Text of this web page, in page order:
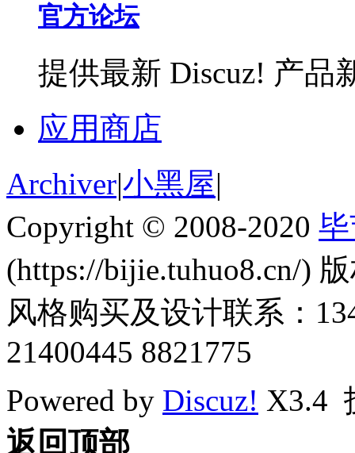
官方论坛
提供最新 Discuz! 产品
应用商店
Archiver|小黑屋|
Copyright © 2008-2020
(https://bijie.tuhuo8.cn/)
风格购买及设计联系：
21400445 8821775
Powered by Discuz! X3.4
返回顶部